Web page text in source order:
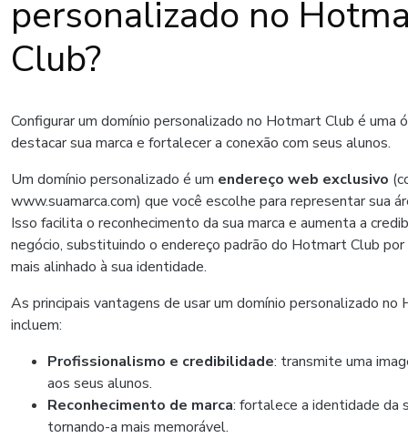
personalizado no
Club?
Configurar um domínio personalizado no Hotmart Club é uma
destacar sua marca e fortalecer a conexão com seus alunos.
Um domínio personalizado é um endereço web exclusivo
www.suamarca.com) que você escolhe para representar sua
Isso facilita o reconhecimento da sua marca e aumenta a
negócio, substituindo o endereço padrão do Hotmart Club
mais alinhado à sua identidade.
As principais vantagens de usar um domínio personalizado no
incluem:
Profissionalismo e credibilidade: transmite uma
aos seus alunos.
Reconhecimento de marca: fortalece a identidade da
tornando-a mais memorável.